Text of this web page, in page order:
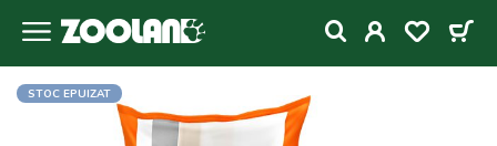
STOC EPUIZAT